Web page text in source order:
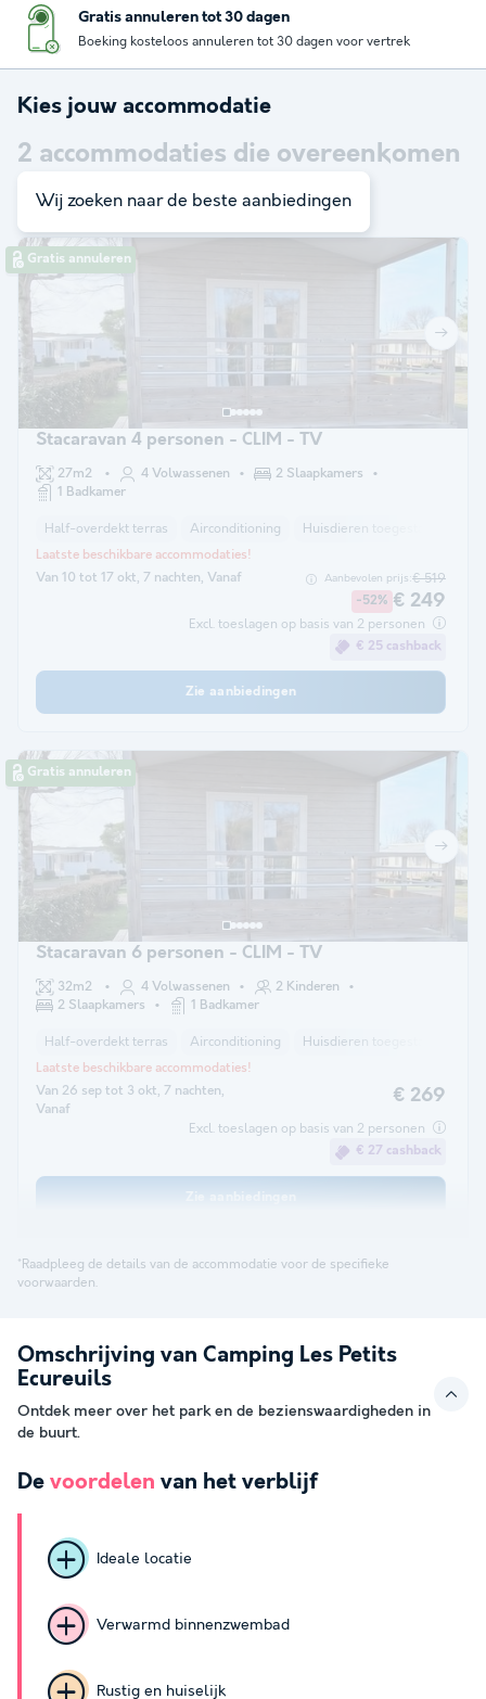
Gratis annuleren tot 30 dagen
Boeking kosteloos annuleren tot 30 dagen voor vertrek
Kies jouw accommodatie
2 accommodaties die overeenkomen
met je zoekopdracht
Gratis annuleren
Stacaravan 4 personen - CLIM - TV
27m2 4 Volwassenen
2 Slaapkamers
1 Badkamer
Half-overdekt terras Airconditioning Huisdieren toegestaan *
Van 10 tot 17 okt, 7 nachten, Vanaf
Laatste beschikbare accommodaties!
Aanbevolen prijs:€ 519
-52% € 249
Excl. toeslagen op basis van 2 personen
€ 25 cashback
Zie aanbiedingen
Gratis annuleren
Stacaravan 6 personen - CLIM - TV
32m2 4 Volwassenen
2 Kinderen
2 Slaapkamers
1 Badkamer
Half-overdekt terras Airconditioning Huisdieren toegestaan *
Van 26 sep tot 3 okt, 7 nachten,
Vanaf
Laatste beschikbare accommodaties!
€ 269
Excl. toeslagen op basis van 2 personen
€ 27 cashback
*Raadpleeg de details van de accommodatie voor de specifieke
voorwaarden.
Wij zoeken naar de beste aanbiedingen
Omschrijving van Camping Les Petits
Ecureuils
Ontdek meer over het park en de bezienswaardigheden in
de buurt.
De voordelen van het verblijf
Ideale locatie
Verwarmd binnenzwembad
Rustig en huiselijk